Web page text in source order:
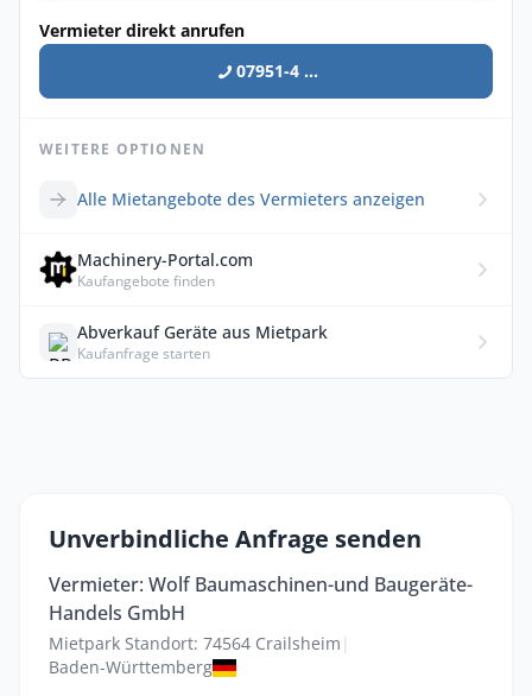
Vermieter direkt anrufen
07951-4 ...
WEITERE OPTIONEN
Alle Mietangebote des Vermieters anzeigen
Machinery-Portal.com
Kaufangebote finden
Abverkauf Geräte aus Mietpark
Kaufanfrage starten
Unverbindliche Anfrage senden
Vermieter: Wolf Baumaschinen-und Baugeräte-
Handels GmbH
Mietpark Standort: 74564 Crailsheim |
Baden-Württemberg